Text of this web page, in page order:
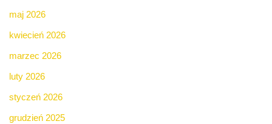
maj 2026
kwiecień 2026
marzec 2026
luty 2026
styczeń 2026
grudzień 2025